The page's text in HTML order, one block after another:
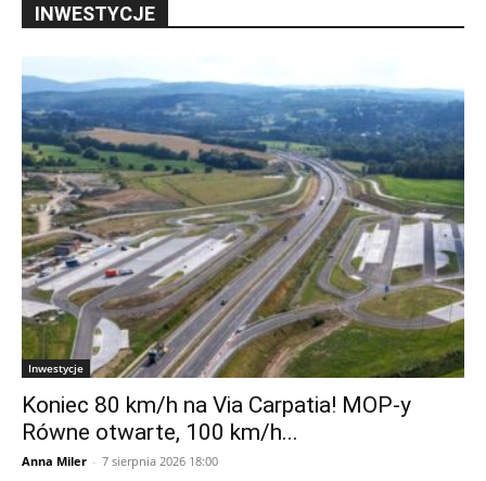
INWESTYCJE
Inwestycje
Koniec 80 km/h na Via Carpatia! MOP-y
Równe otwarte, 100 km/h...
Anna Miler - 7 sierpnia 2026 18:00